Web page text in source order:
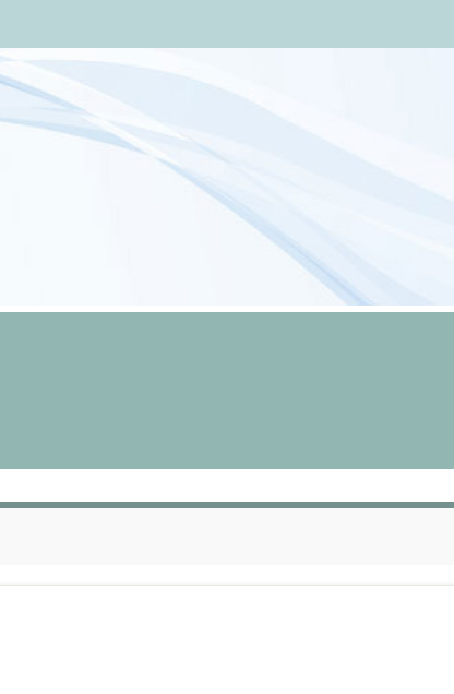
KARENINA.SE
Tänk innan du talar, läs innan du tänker!